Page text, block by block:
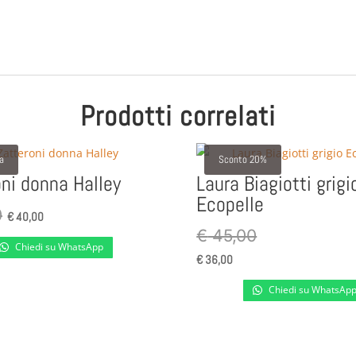
Prodotti correlati
donna Halley
Il
prezzo
originale
€40,00Il
prezzo
attuale
Chiedi su WhatsApp
Sconto 20%
Laura Biagiotti
Ecopelle
€45,00
€ 36,00
Chiedi su WhatsApp